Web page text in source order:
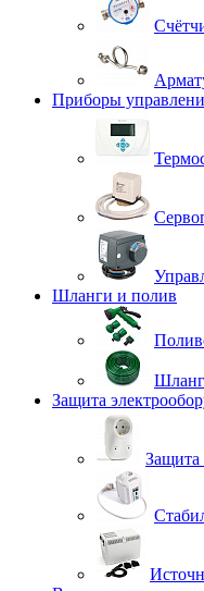
Приборы
Шланги и полив
Защита
Защита